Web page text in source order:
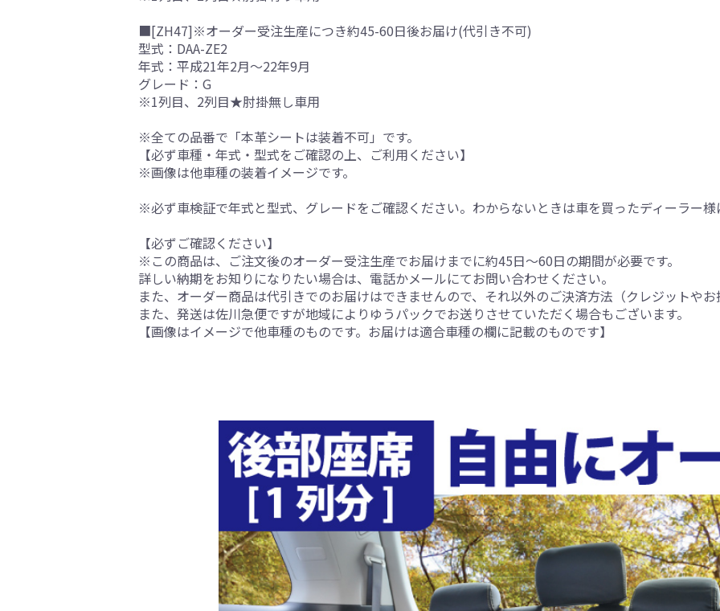
■[ZH47]※オーダー受注生産につき約45-60日後お届け(代引き不可)
型式：DAA-ZE2
年式：平成21年2月～22年9月
グレード：G
※1列目、2列目★肘掛無し車用
※全ての品番で「本革シートは装着不可」です。
【必ず車種・年式・型式をご確認の上、ご利用ください】
※画像は他車種の装着イメージです。
※必ず車検証で年式と型式、グレードをご確認ください。わからないときは車を買ったディーラー様
【必ずご確認ください】
※この商品は、ご注文後のオーダー受注生産でお届けまでに約45日～60日の期間が必要です。
詳しい納期をお知りになりたい場合は、電話かメールにてお問い合わせください。
また、オーダー商品は代引きでのお届けはできませんので、それ以外のご決済方法（クレジットやお
また、発送は佐川急便ですが地域によりゆうパックでお送りさせていただく場合もございます。
【画像はイメージで他車種のものです。お届けは適合車種の欄に記載のものです】